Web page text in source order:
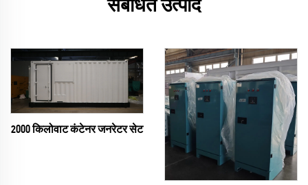
संबंधित उत्पाद
2000 किलोवाट कंटेनर जनरेटर सेट